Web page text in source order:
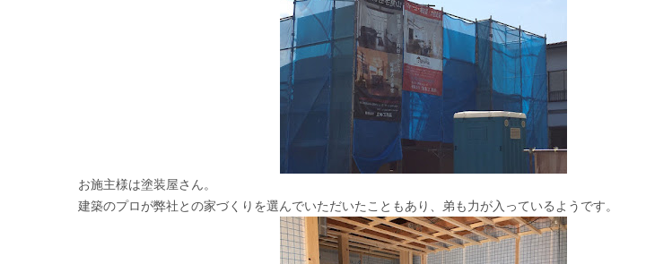
お施主様は塗装屋さん。
建築のプロが弊社との家づくりを選んでいただいたこともあり、弟も力が入っているようです。